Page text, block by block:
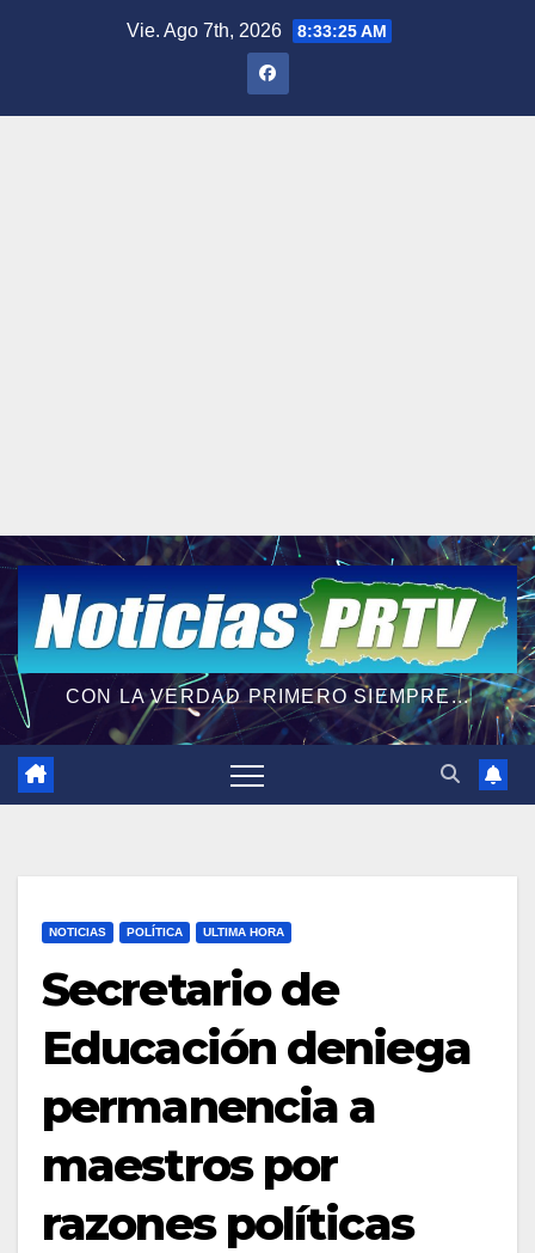
Vie. Ago 7th, 2026 8:33:26 AM
CON LA VERDAD PRIMERO SIEMPRE...
NOTICIAS POLÍTICA ULTIMA HORA
Secretario de
Educación deniega
permanencia a
maestros por
razones políticas